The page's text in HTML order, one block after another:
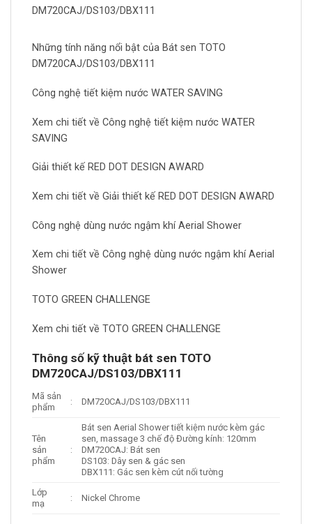
DM720CAJ/DS103/DBX111
Những tính năng nổi bật của Bát sen TOTO
DM720CAJ/DS103/DBX111
Công nghệ tiết kiệm nước WATER SAVING
Xem chi tiết về Công nghệ tiết kiệm nước WATER
SAVING
Giải thiết kế RED DOT DESIGN AWARD
Xem chi tiết về Giải thiết kế RED DOT DESIGN AWARD
Công nghệ dùng nước ngậm khí Aerial Shower
Xem chi tiết về Công nghệ dùng nước ngậm khí Aerial
Shower
TOTO GREEN CHALLENGE
Xem chi tiết về TOTO GREEN CHALLENGE
Thông số kỹ thuật bát sen TOTO
DM720CAJ/DS103/DBX111
Mã sản
phẩm
: DM720CAJ/DS103/DBX111
Tên
sản
phẩm
:
Bát sen Aerial Shower tiết kiệm nước kèm gác
sen, massage 3 chế độ Đường kính: 120mm
DM720CAJ: Bát sen
DS103: Dây sen & gác sen
DBX111: Gác sen kèm cút nối tường
Lớp
mạ
: Nickel Chrome